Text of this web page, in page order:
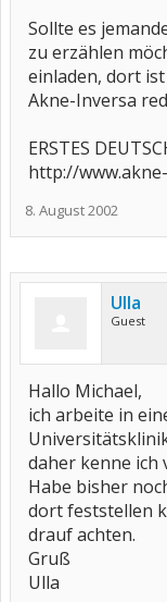
Sollte es
zu erzählen
einladen, dort
Akne-Inversa
ERSTES
http://
8. August 2002
Ulla
Guest
Hallo Michael,
ich arbeite in
daher kenne ich
Habe bisher
dort feststellen
drauf achten.
Gruß
Ulla